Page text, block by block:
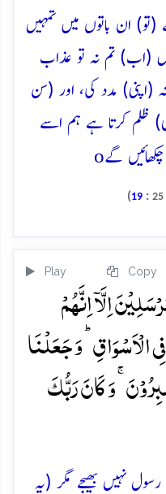
ان باتوں میں تمہیں
پس (اب) تم نہ تو عذاب
(اپنی) مدد کی، اور (سن
ظلم کرتا ہے ہم اسے
گےo
25
:
19
)
Play Copy
اِلَّاۤ اِنَّہُمۡ
الۡاَسۡوَاقِ ؕ وَ جَعَلۡنَا
وَ کَانَ رَبُّکَ
نہیں بھیجے مگر (یہ